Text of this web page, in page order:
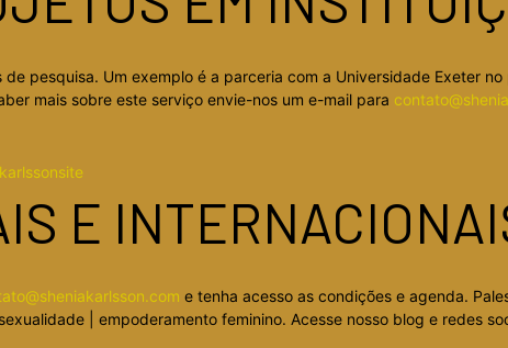
pesquisa. Um exemplo é a parceria com a Universidade Exeter
mais sobre este serviço envie-nos um e-mail para
E
e tenha acesso as condições e agenda.
| empoderamento feminino. Acesse nosso blog e redes